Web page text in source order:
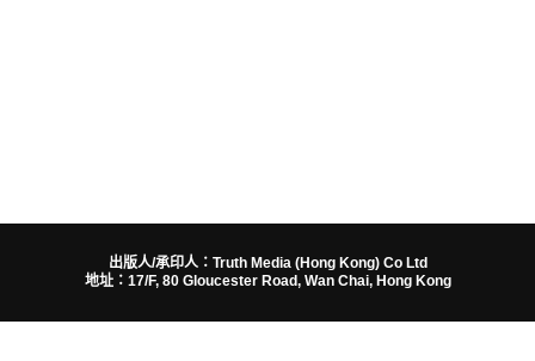
出版人/承印人：Truth Media (Hong Kong) Co Ltd
地址：17/F, 80 Gloucester Road, Wan Chai, Hong Kong